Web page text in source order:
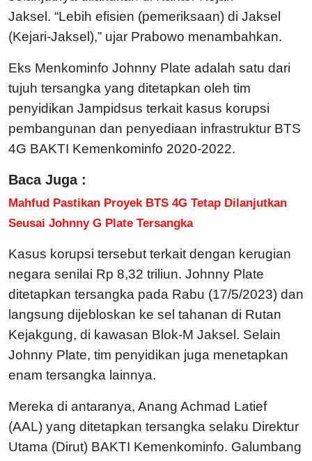
Jaksel. “Lebih efisien (pemeriksaan) di Jaksel
(Kejari-Jaksel),” ujar Prabowo menambahkan.
Eks Menkominfo Johnny Plate adalah satu dari
tujuh tersangka yang ditetapkan oleh tim
penyidikan Jampidsus terkait kasus korupsi
pembangunan dan penyediaan infrastruktur BTS
4G BAKTI Kemenkominfo 2020-2022.
Baca Juga :
Mahfud Pastikan Proyek BTS 4G Tetap Dilanjutkan
Seusai Johnny G Plate Tersangka
Kasus korupsi tersebut terkait dengan kerugian
negara senilai Rp 8,32 triliun. Johnny Plate
ditetapkan tersangka pada Rabu (17/5/2023) dan
langsung dijebloskan ke sel tahanan di Rutan
Kejakgung, di kawasan Blok-M Jaksel. Selain
Johnny Plate, tim penyidikan juga menetapkan
enam tersangka lainnya.
Mereka di antaranya, Anang Achmad Latief
(AAL) yang ditetapkan tersangka selaku Direktur
Utama (Dirut) BAKTI Kemenkominfo. Galumbang